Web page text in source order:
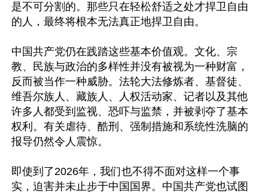
是不可分割的。那些只在轻松舒适之处才捍卫自由
的人，最终将根本无法真正地捍卫自由。
中国共产党仍在践踏这些基本价值观。文化、宗
教、民族与政治的多样性并没有被视为一种财富，
反而被当作一种威胁。法轮大法修炼者、基督徒、
维吾尔族人、藏族人、人权活动家、记者以及其他
许多人都受到监视、恐吓与监禁，并被剥夺了基本
权利。有关虐待、酷刑、强制措施和系统性洗脑的
报导仍然令人震惊。
即使到了2026年，我们也不得不面对这样一个事
实，迫害并未止步于中国国界。中国共产党也试图